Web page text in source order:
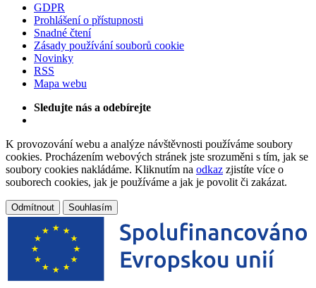
GDPR
Prohlášení o přístupnosti
Snadné čtení
Zásady používání souborů cookie
Novinky
RSS
Mapa webu
Sledujte nás a odebírejte
K provozování webu a analýze návštěvnosti používáme soubory
cookies. Procházením webových stránek jste srozuměni s tím, jak se
soubory cookies nakládáme. Kliknutím na odkaz zjistíte více o
souborech cookies, jak je používáme a jak je povolit či zakázat.
Odmítnout Souhlasím